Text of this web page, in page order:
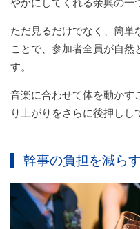
ただ見るだけでなく、簡単
ことで、参加者全員が自然
す。
音楽に合わせて体を動かす
り上がりをさらに後押しし
幹事の負担を減ら